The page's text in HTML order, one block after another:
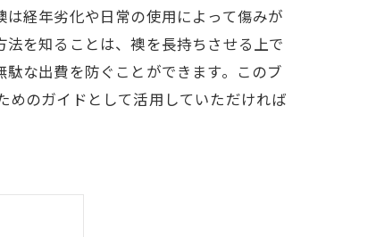
経年劣化や日常の使用によって傷みが
を知ることは、襖を長持ちさせる上で
な出費を防ぐことができます。このブ
のガイドとして活用していただければ